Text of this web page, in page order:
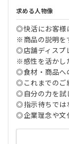
求める人物像
◎快活にお客様
※商品の説明を
◎店舗ディスプ
※感性を活かし
◎食材・商品へ
◎これまでのご
◎自分の力を試
◎指示待ちでは
◎企業理念や文